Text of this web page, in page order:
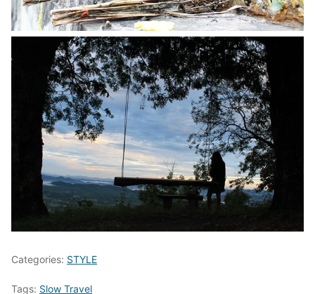
Categories: STYLE
Tags: Slow Travel